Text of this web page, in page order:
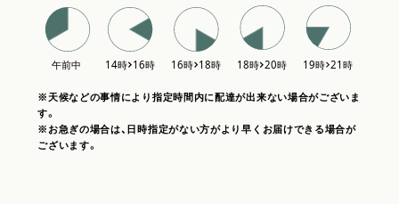
※天候などの事情により指定時間内に配達が出来ない場合がございま
す。
※お急ぎの場合は、日時指定がない方がより早くお届けできる場合が
ございます。